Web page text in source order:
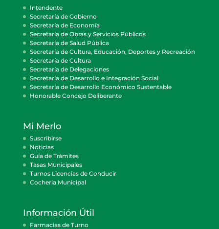
Intendente
Secretaría de Gobierno
Secretaría de Economía
Secretaría de Obras y Servicios Públicos
Secretaría de Salud Pública
Secretaría de Cultura, Educación, Deportes y Recreación
Secretaría de Cultura
Secretaría de Delegaciones
Secretaría de Desarrollo e Integración Social
Secretaría de Desarrollo Económico Sustentable
Honorable Concejo Deliberante
Mi Merlo
Suscribirse
Noticias
Guía de Trámites
Tasas Municipales
Turnos Licencias de Conducir
Cocheria Municipal
Información Útil
Farmacias de Turno